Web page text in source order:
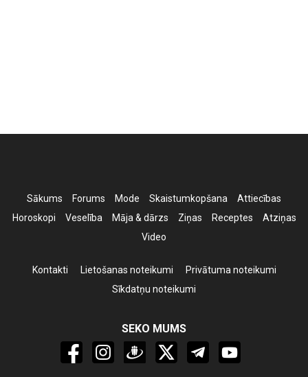
Sākums Forums Mode Skaistumkopšana
Attiecības
Horoskopi
Veselība Māja & dārzs Ziņas Receptes
Atziņas
Video
Kontakti Lietošanas noteikumi
Privātuma noteikumi
Sīkdatņu noteikumi
SEKO MUMS